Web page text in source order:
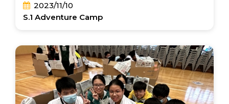
2023/11/10
S.1 Adventure Camp